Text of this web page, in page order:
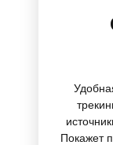
Покажет